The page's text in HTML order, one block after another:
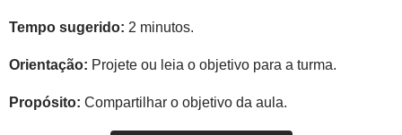
Tempo sugerido: 2 minutos.
Orientação: Projete ou leia o objetivo para a turma.
Propósito: Compartilhar o objetivo da aula.